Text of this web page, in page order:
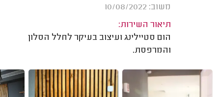
משוב: 10/08/2022
תיאור השירות:
הום סטיילינג ועיצוב בעיקר לחלל הסלון
והמרפסת.